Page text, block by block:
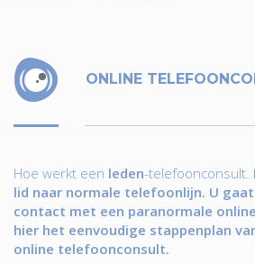
ONLINE
Hoe werkt een leden-telefoonconsult.
lid naar normale telefoonlijn. U
contact met een paranormale
hier het eenvoudige stappenplan
online telefoonconsult.